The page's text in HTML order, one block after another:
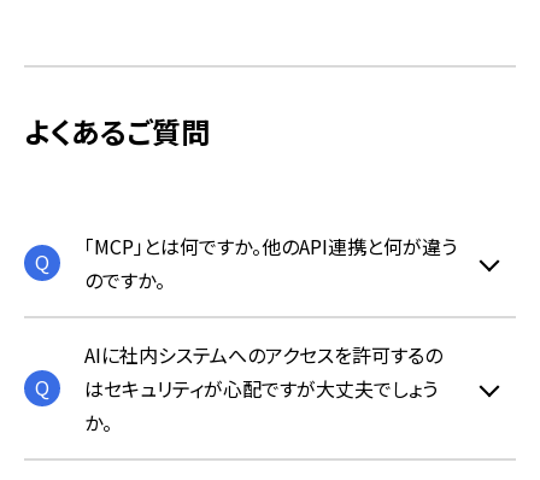
よくあるご質問
「MCP」とは何ですか。他のAPI連携と何が違う
のですか。
AIに社内システムへのアクセスを許可するの
はセキュリティが心配ですが大丈夫でしょう
か。